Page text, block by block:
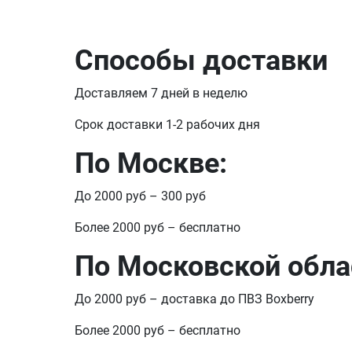
Способы доставки
Доставляем 7 дней в неделю
Срок доставки 1-2 рабочих дня
По Москве:
До 2000 руб – 300 руб
Более 2000 руб – бесплатно
По Московской
До 2000 руб – доставка до ПВЗ Boxberry
Более 2000 руб – бесплатно